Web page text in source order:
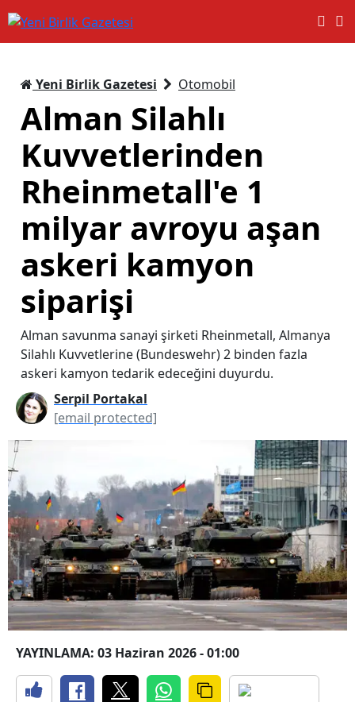
Yeni Birlik Gazetesi Otomobil
Alman Silahlı
Kuvvetlerinden
Rheinmetall'e 1
milyar avroyu aşan
askeri kamyon
siparişi
Alman savunma sanayi şirketi Rheinmetall, Almanya
Silahlı Kuvvetlerine (Bundeswehr) 2 binden fazla
askeri kamyon tedarik edeceğini duyurdu.
Serpil Portakal
[email protected]
YAYINLAMA: 03 Haziran 2026 - 01:00